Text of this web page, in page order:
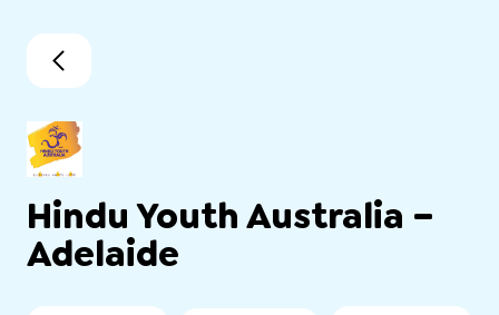
Hindu Youth Australia –
Adelaide